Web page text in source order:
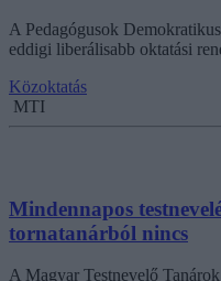
A Pedagógusok
eddigi liberálisabb oktatási
Közoktatás
MTI
Mindennapos
tornatanárból nincs
A Magyar Testnevelő